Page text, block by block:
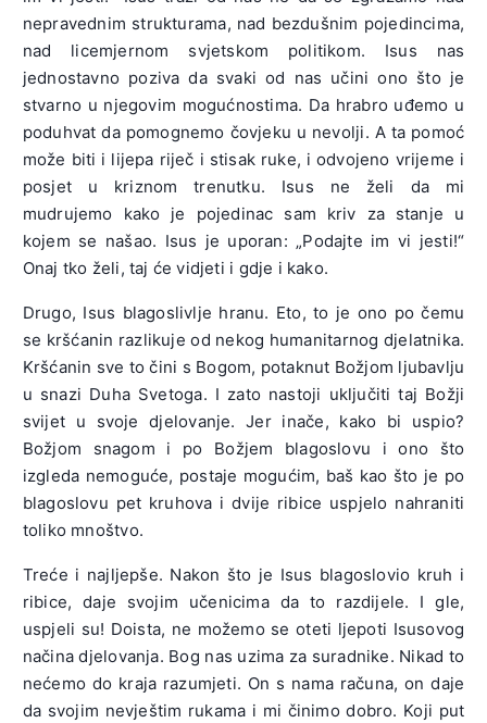
nepravednim strukturama, nad bezdušnim pojedincima,
nad licemjernom svjetskom politikom. Isus nas
jednostavno poziva da svaki od nas učini ono što je
stvarno u njegovim mogućnostima. Da hrabro uđemo u
poduhvat da pomognemo čovjeku u nevolji. A ta pomoć
može biti i lijepa riječ i stisak ruke, i odvojeno vrijeme i
posjet u kriznom trenutku. Isus ne želi da mi
mudrujemo kako je pojedinac sam kriv za stanje u
kojem se našao. Isus je uporan: „Podajte im vi jesti!“
Onaj tko želi, taj će vidjeti i gdje i kako.
Drugo, Isus blagoslivlje hranu. Eto, to je ono po čemu
se kršćanin razlikuje od nekog humanitarnog djelatnika.
Kršćanin sve to čini s Bogom, potaknut Božjom ljubavlju
u snazi Duha Svetoga. I zato nastoji uključiti taj Božji
svijet u svoje djelovanje. Jer inače, kako bi uspio?
Božjom snagom i po Božjem blagoslovu i ono što
izgleda nemoguće, postaje mogućim, baš kao što je po
blagoslovu pet kruhova i dvije ribice uspjelo nahraniti
toliko mnoštvo.
Treće i najljepše. Nakon što je Isus blagoslovio kruh i
ribice, daje svojim učenicima da to razdijele. I gle,
uspjeli su! Doista, ne možemo se oteti ljepoti Isusovog
načina djelovanja. Bog nas uzima za suradnike. Nikad to
nećemo do kraja razumjeti. On s nama računa, on daje
da svojim nevještim rukama i mi činimo dobro. Koji put